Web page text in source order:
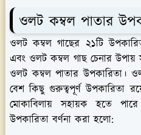
ওলট কম্বল পাতার
ওলট কম্বল গাছের ২১টি
এবং ওলট কম্বল গাছ চেনার
ওলট কম্বল পাতার উপকারিতা।
বেশ কিছু গুরুত্বপূর্ণ উপকারিতা
মোকাবিলায় সহায়ক হতে
উপকারিতা বর্ণনা করা হলো: